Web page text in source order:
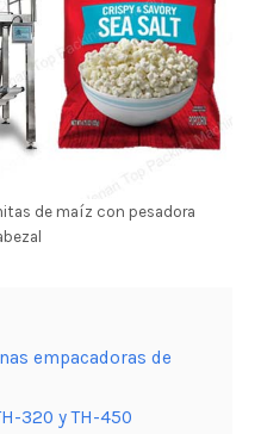
de maíz con pesadora
empacadoras de
320 y TH-450